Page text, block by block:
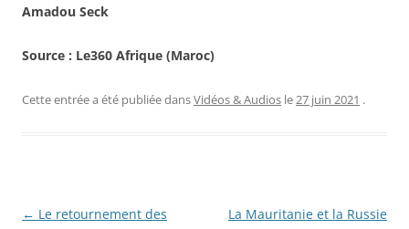
Amadou Seck
Source : Le360 Afrique (Maroc)
Cette entrée a été publiée dansVidéos & Audios le27 juin 2021 .
Navigation
← Le retournement des
La Mauritanie et la Russie